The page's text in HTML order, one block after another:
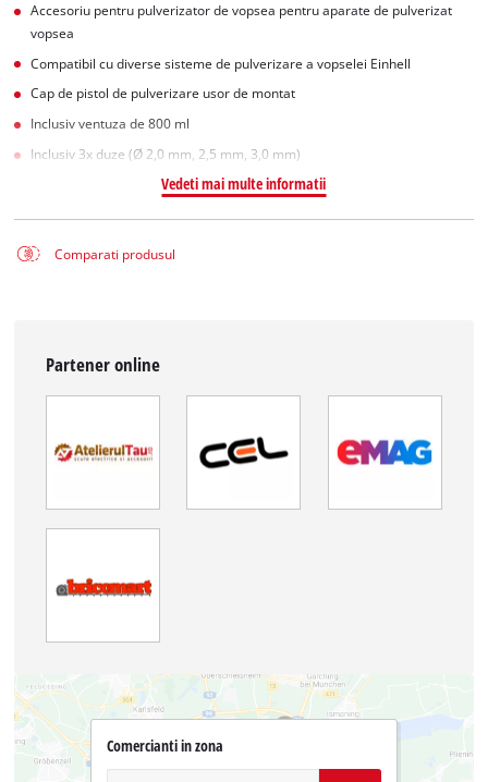
Accesoriu pentru pulverizator de vopsea pentru aparate de pulverizat
vopsea
Compatibil cu diverse sisteme de pulverizare a vopselei Einhell
Cap de pistol de pulverizare usor de montat
Inclusiv ventuza de 800 ml
Inclusiv 3x duze (Ø 2,0 mm, 2,5 mm, 3,0 mm)
Vedeti mai multe informatii
Comparati produsul
Partener online
Comercianti in zona